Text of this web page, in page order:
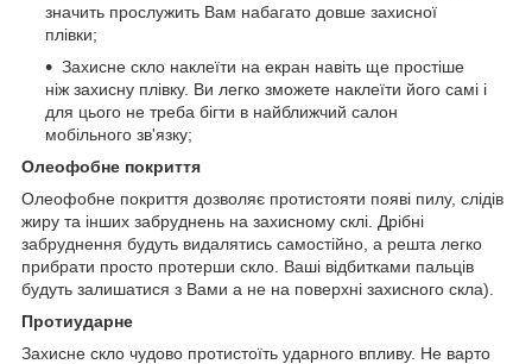
значить прослужить Вам набагато довше захисної
плівки;
Захисне скло наклеїти на екран навіть ще простіше
ніж захисну плівку. Ви легко зможете наклеїти його самі і
для цього не треба бігти в найближчий салон
мобільного зв'язку;
Олеофобне покриття
Олеофобне покриття дозволяє протистояти появі пилу, слідів
жиру та інших забруднень на захисному склі. Дрібні
забруднення будуть видалятись самостійно, а решта легко
прибрати просто протерши скло. Ваші відбитками пальців
будуть залишатися з Вами а не на поверхні захисного скла).
Протиударне
Захисне скло чудово протистоїть ударного впливу. Не варто